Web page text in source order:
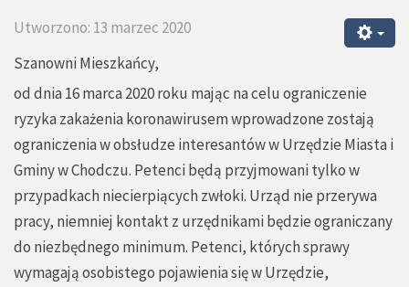
Utworzono: 13 marzec 2020
Szanowni Mieszkańcy,
od dnia 16 marca 2020 roku mając na celu ograniczenie
ryzyka zakażenia koronawirusem wprowadzone zostają
ograniczenia w obsłudze interesantów w Urzędzie Miasta i
Gminy w Chodczu. Petenci będą przyjmowani tylko w
przypadkach niecierpiących zwłoki. Urząd nie przerywa
pracy, niemniej kontakt z urzędnikami będzie ograniczany
do niezbędnego minimum. Petenci, których sprawy
wymagają osobistego pojawienia się w Urzędzie,